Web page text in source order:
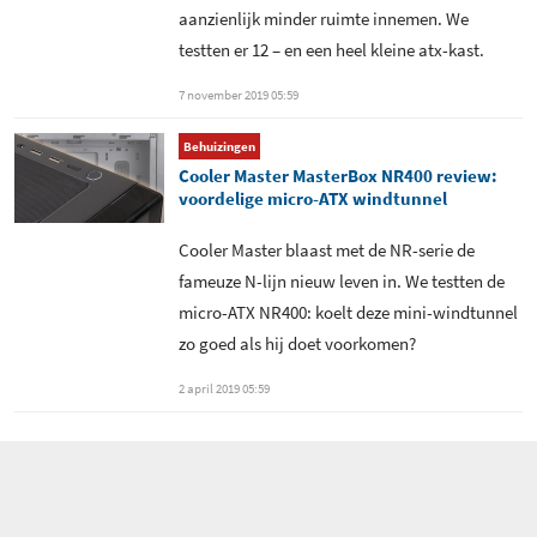
Inbouwmogelijkheid tweede
Temperatuur processor 50
46 °C
Temperatuur processor 50+50
53 °C
Temperatuur processor 100
watt 12 volt
70 °C
Temperatuur processor
75 °C
Temperatuur videokaart 50+50
50 °C
Temperatuur videokaart
Geluid - Case fans + ITX setup
45,4 dB(A)
aanzienlijk minder ruimte innemen. We
testten er 12 – en een heel kleine atx-kast.
7 november 2019 05:59
Behuizingen
Cooler Master MasterBox NR400 review:
voordelige micro-ATX windtunnel
Cooler Master blaast met de NR-serie de
fameuze N-lijn nieuw leven in. We testten de
micro-ATX NR400: koelt deze mini-windtunnel
zo goed als hij doet voorkomen?
2 april 2019 05:59